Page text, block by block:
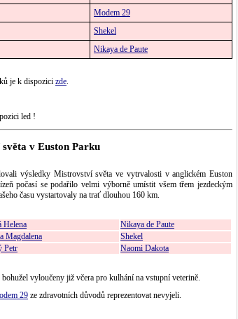
Modem 29
Shekel
Nikaya de Paute
je k dispozici zde.
led !
v Euston Parku
výsledky Mistrovství světa ve vytrvalosti v anglickém Euston
počasí se podařilo velmi výborně umístit všem třem jezdeckým
času vystartovaly na trať dlouhou 160 km.
Helena
Nikaya de Paute
Magdalena
Shekel
Petr Naomi Dakota
vyloučeny již včera pro kulhání na vstupní veterině.
29 ze zdravotních důvodů reprezentovat nevyjeli.